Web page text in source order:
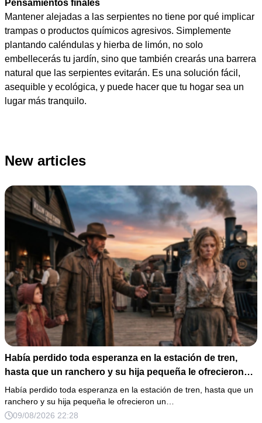
Pensamientos finales
Mantener alejadas a las serpientes no tiene por qué implicar
trampas o productos químicos agresivos. Simplemente
plantando caléndulas y hierba de limón, no solo
embellecerás tu jardín, sino que también crearás una barrera
natural que las serpientes evitarán. Es una solución fácil,
asequible y ecológica, y puede hacer que tu hogar sea un
lugar más tranquilo.
New articles
Había perdido toda esperanza en la estación de tren,
hasta que un ranchero y su hija pequeña le ofrecieron
un nuevo comienzo.
Había perdido toda esperanza en la estación de tren, hasta que un
ranchero y su hija pequeña le ofrecieron un…
09/08/2026 22:28